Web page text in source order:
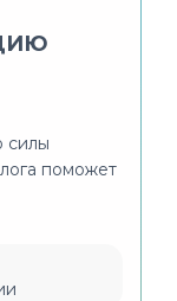
силы
поможет